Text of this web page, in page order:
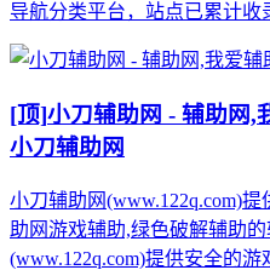
导航分类平台，站点已累计收
[顶]小刀辅助网 - 辅助网,
小刀辅助网
小刀辅助网(www.122q.com)
助网游戏辅助,绿色破解辅助
(www.122q.com)提供安全的